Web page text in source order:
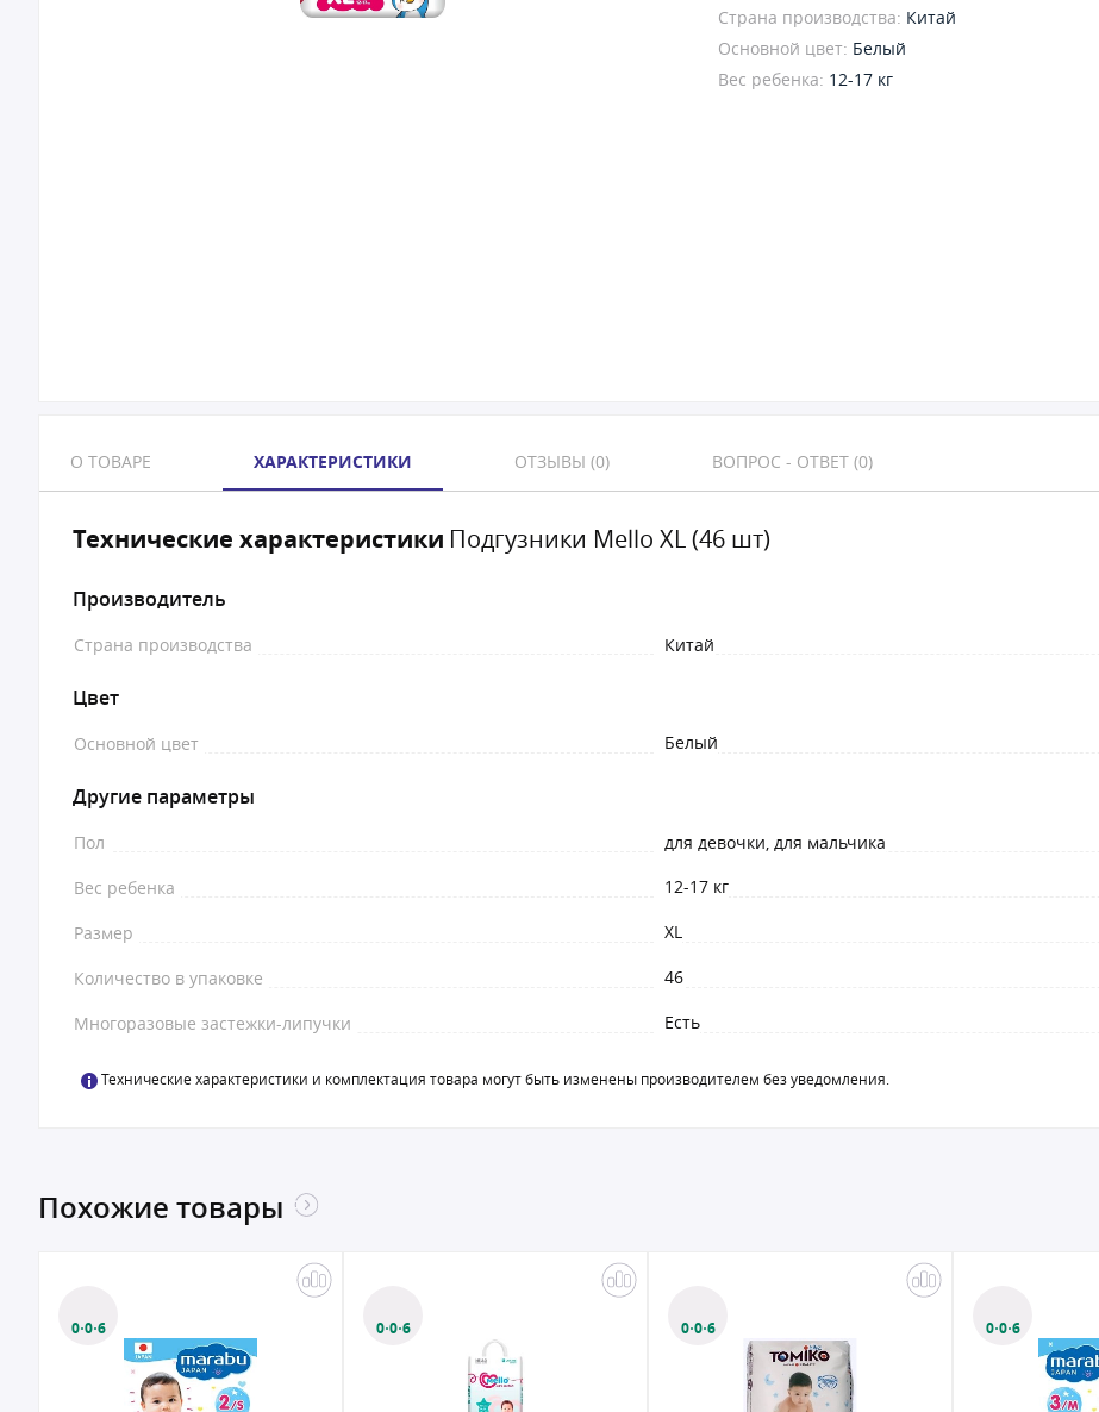
Страна производства: Китай
Основной цвет: Белый
Вес ребенка: 12-17 кг
О ТОВАРЕ ХАРАКТЕРИСТИКИ ОТЗЫВЫ (0) ВОПРОС - ОТВЕТ (0)
Технические характеристики Подгузники Mello XL (46 шт)
Производитель
Страна производства Китай
Цвет
Основной цвет Белый
Другие параметры
Пол
для девочки, для мальчика
Вес ребенка
12-17 кг
Размер XL
Количество в упаковке 46
Многоразовые застежки-липучки Есть
Технические характеристики и комплектация товара могут быть изменены производителем без уведомления.
Похожие товары
0·0·6 0·0·6 0·0·6 0·0·6